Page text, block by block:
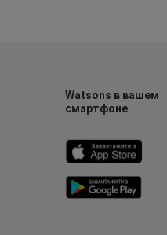
Watsons в вашем
смартфоне